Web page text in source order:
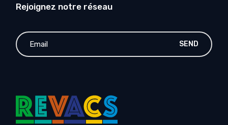
Rejoignez notre réseau
SEND